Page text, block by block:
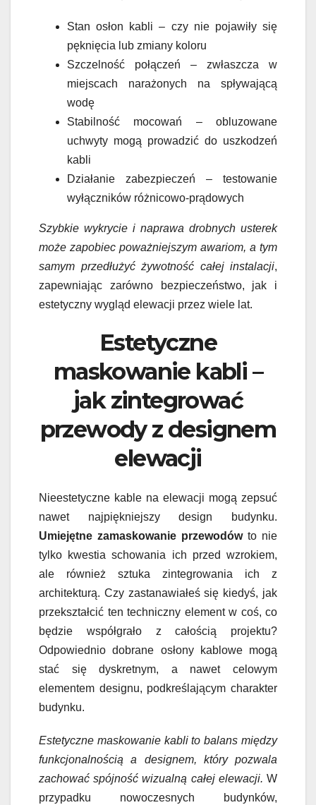
Stan osłon kabli – czy nie pojawiły się
pęknięcia lub zmiany koloru
Szczelność połączeń – zwłaszcza w
miejscach narażonych na spływającą
wodę
Stabilność mocowań – obluzowane
uchwyty mogą prowadzić do uszkodzeń
kabli
Działanie zabezpieczeń – testowanie
wyłączników różnicowo-prądowych
Szybkie wykrycie i naprawa drobnych usterek
może zapobiec poważniejszym awariom, a tym
samym przedłużyć żywotność całej instalacji,
zapewniając zarówno bezpieczeństwo, jak i
estetyczny wygląd elewacji przez wiele lat.
Estetyczne
maskowanie kabli –
jak zintegrować
przewody z designem
elewacji
Nieestetyczne kable na elewacji mogą zepsuć
nawet najpiękniejszy design budynku.
Umiejętne zamaskowanie przewodówto nie
tylko kwestia schowania ich przed wzrokiem,
ale również sztuka zintegrowania ich z
architekturą. Czy zastanawiałeś się kiedyś, jak
przekształcić ten techniczny element w coś, co
będzie współgrało z całością projektu?
Odpowiednio dobrane osłony kablowe mogą
stać się dyskretnym, a nawet celowym
elementem designu, podkreślającym charakter
budynku.
Estetyczne maskowanie kabli to balans między
funkcjonalnością a designem, który pozwala
zachować spójność wizualną całej elewacji. W
przypadku nowoczesnych budynków,